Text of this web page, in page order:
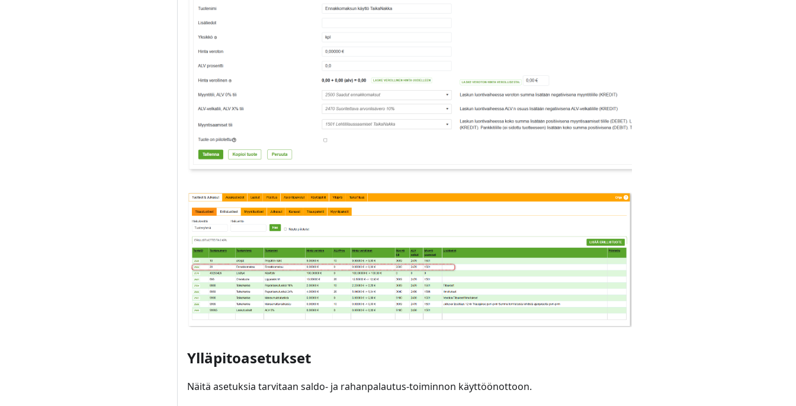
Ylläpitoasetukset
Näitä asetuksia tarvitaan saldo- ja rahanpalautus-toiminnon käyttöönottoon.